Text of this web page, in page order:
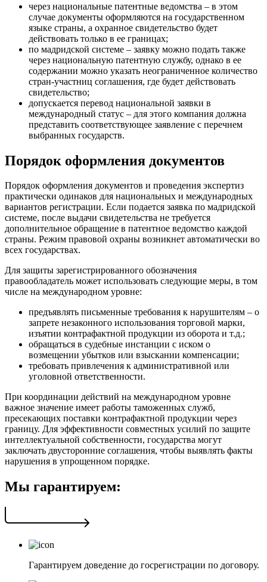
через национальные патентные ведомства – в этом
случае документы оформляются на государственном
языке страны, а охранное свидетельство будет
действовать только в ее границах;
по мадридской системе – заявку можно подать также
через национальную патентную службу, однако в ее
содержании можно указать неограниченное количество
стран-участниц соглашения, где будет действовать
свидетельство;
допускается перевод национальной заявки в
международный статус – для этого компания должна
представить соответствующее заявление с перечнем
выбранных государств.
Порядок оформления документов
Порядок оформления документов и проведения экспертиз
практически одинаков для национальных и международных
вариантов регистрации. Если подается заявка по мадридской
системе, после выдачи свидетельства не требуется
дополнительное обращение в патентное ведомство каждой
страны. Режим правовой охраны возникнет автоматически во
всех государствах.
Для защиты зарегистрированного обозначения
правообладатель может использовать следующие меры, в том
числе на международном уровне:
предъявлять письменные требования к нарушителям – о
запрете незаконного использования торговой марки,
изъятии контрафактной продукции из оборота и т.д.;
обращаться в судебные инстанции с иском о
возмещении убытков или взыскании компенсации;
требовать привлечения к административной или
уголовной ответственности.
При координации действий на международном уровне
важное значение имеет работы таможенных служб,
пресекающих поставки контрафактной продукции через
границу. Для эффективности совместных усилий по защите
интеллектуальной собственности, государства могут
заключать двусторонние соглашения, чтобы выявлять факты
нарушения в упрощенном порядке.
Мы гарантируем:
Гарантируем доведение до госрегистрации по договору.